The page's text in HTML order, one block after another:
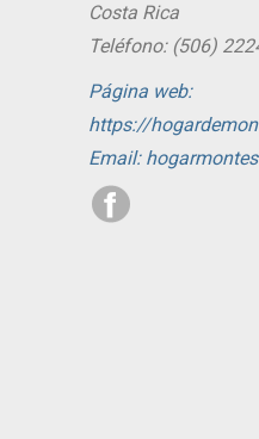
Costa Rica
Teléfono: (506)
Página web:
https://
Email: